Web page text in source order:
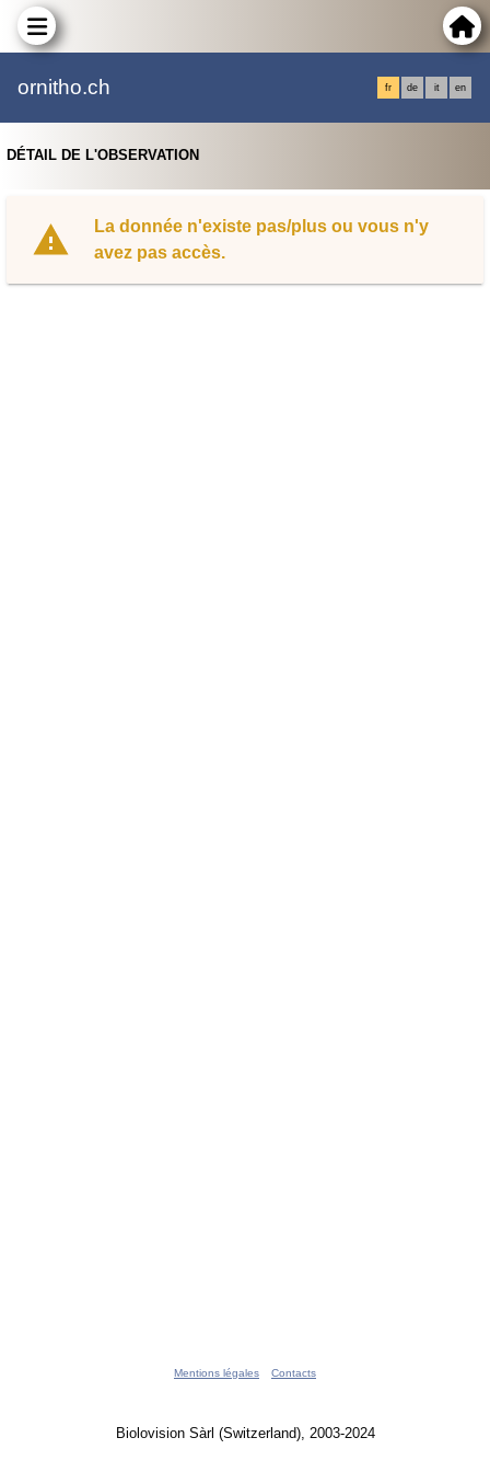
ornitho.ch fr de it en
DÉTAIL DE L'OBSERVATION
La donnée n'existe pas/plus ou vous n'y
avez pas accès.
Mentions légales Contacts
Biolovision Sàrl (Switzerland), 2003-2024